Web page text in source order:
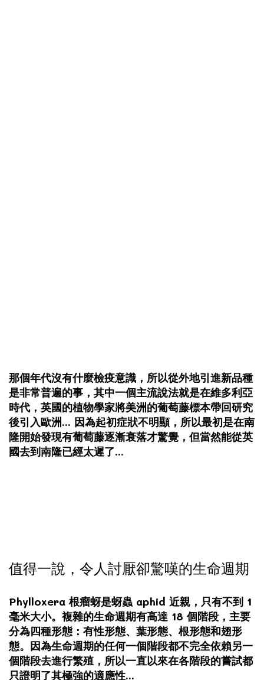
那個年代沒有什麼檢疫意識，所以從外地引進新品種
是非常普遍的事，其中一個主流說法就是在維多利亞
時代，英國的植物學家將美洲的葡萄藤標本帶回研究
後引入歐洲... 因為起初症狀不明顯，所以最初是在南
隆開始發現有葡萄藤逐漸衰落才驚覺，但當然能從英
國去到南隆已經太遲了...
值得一說，令人討厭卻驚嘆的生命週期
Phylloxera 根瘤蚜是蚜蟲 aphid 近親，只有不到 1
毫米大小。複雜的生命週期有高達 18 個階段，主要
分為四種形態：有性形態、葉形態、根形態和翅形
態。因為生命週期的任何一個階段都不完全依賴另一
個階段去進行繁殖，所以一直以來在各階段的嘗試都
只證明了其極強的適應性...